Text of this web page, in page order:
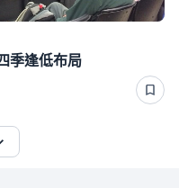
季逢低布局